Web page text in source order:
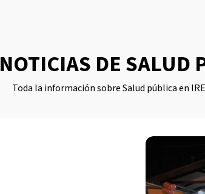
NOTICIAS DE SALUD
Toda la información sobre Salud pública en